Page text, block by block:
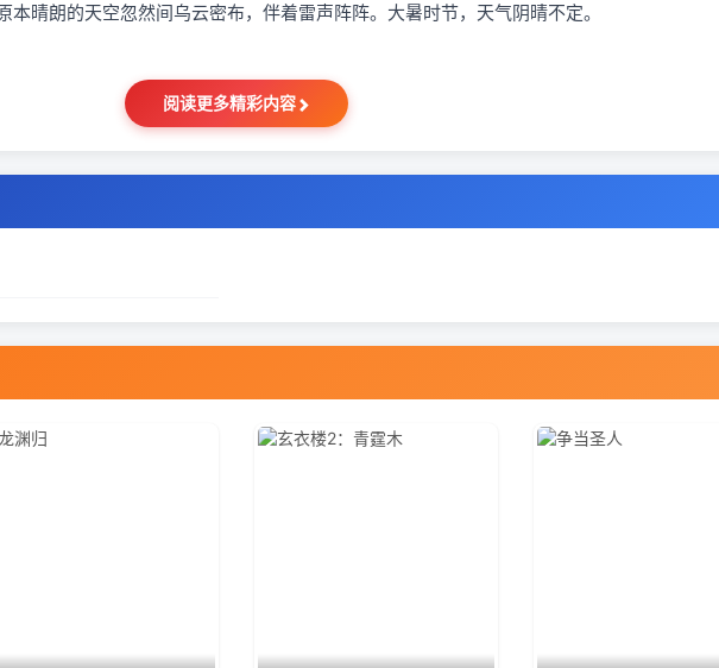
本晴朗的天空忽然间乌云密布，伴着雷声阵阵。大暑时节，天气阴晴不定。
阅读更多精彩内容